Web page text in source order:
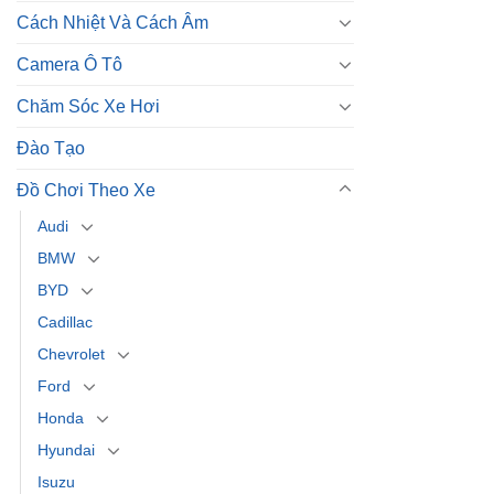
Cách Nhiệt Và Cách Âm
Camera Ô Tô
Chăm Sóc Xe Hơi
Đào Tạo
Đồ Chơi Theo Xe
Audi
BMW
BYD
Cadillac
Chevrolet
Ford
Honda
Hyundai
Isuzu